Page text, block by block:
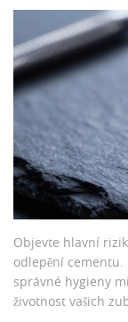
Objevte hlavní
odlepění cementu.
správné hygieny
životnost vašich